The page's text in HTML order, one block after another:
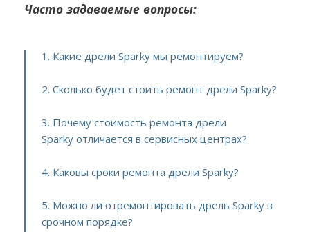
Часто задаваемые вопросы:
1. Какие дрели Sparky мы ремонтируем?
2. Сколько будет стоить ремонт дрели Sparky?
3. Почему стоимость ремонта дрели
Sparky отличается в сервисных центрах?
4. Каковы сроки ремонта дрели Sparky?
5. Можно ли отремонтировать дрель Sparky в
срочном порядке?